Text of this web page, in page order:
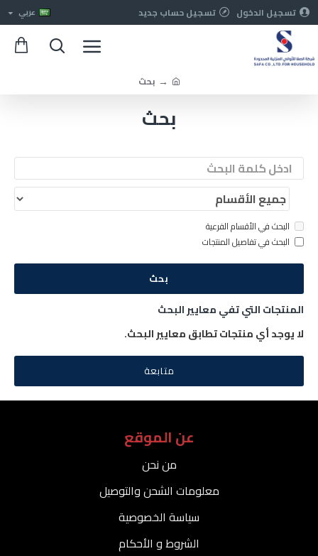
تسجيل الدخول تسجيل حساب جديد عربي
بحث
بحث
البحث في الأقسام الفرعية
البحث في تفاصيل المنتجات
بحث
المنتجات التي تفي معايير البحث
لا يوجد أي منتجات تطابق معايير البحث.
متابعة
عن الموقع
من نحن
معلومات الشحن والتوصيل
سياسة الخصوصية
الشروط و الأحكام